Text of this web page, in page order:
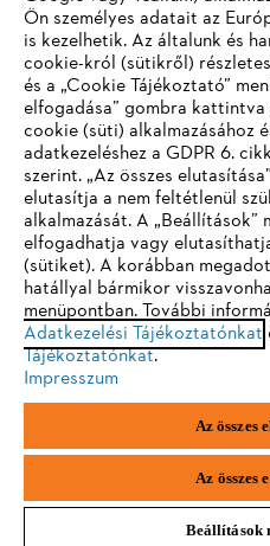
STIHL GYIK
Szerviz
Adatvédelem Impresszum
Jogi információk
Andreas Stihl Kereskedelmi Kft.
Székhely: H-2051 Biatorbágy-
IHR BROWSER
UNTERSTÜTZT
Sie nutzen einen Browser, den
eine optimale Nutzung unserer
einem der folgenden Browser
Firefox
Ön személyes adatait az
is kezelhetik. Az általunk és
cookie-król (sütikről)
és a „Cookie Tájékoztató”
elfogadása” gombra
cookie (süti) alkalmazásához
adatkezeléshez a GDPR 6.
szerint. „Az összes
elutasítja a nem feltétlenül
alkalmazását. A
elfogadhatja vagy
(sütiket). A korábban
hatállyal bármikor
menüpontban. További
Adatkezelési Tájékoztatónkat
Tájékoztatónkat.
Impresszum
Az összes
Az összes
Beállítások